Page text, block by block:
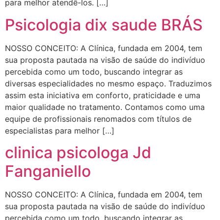
para melhor atendê-los. […]
Psicologia dix saude BRÁS
NOSSO CONCEITO: A Clínica, fundada em 2004, tem
sua proposta pautada na visão de saúde do indivíduo
percebida como um todo, buscando integrar as
diversas especialidades no mesmo espaço. Traduzimos
assim esta iniciativa em conforto, praticidade e uma
maior qualidade no tratamento. Contamos como uma
equipe de profissionais renomados com títulos de
especialistas para melhor […]
clinica psicologa Jd
Fanganiello
NOSSO CONCEITO: A Clínica, fundada em 2004, tem
sua proposta pautada na visão de saúde do indivíduo